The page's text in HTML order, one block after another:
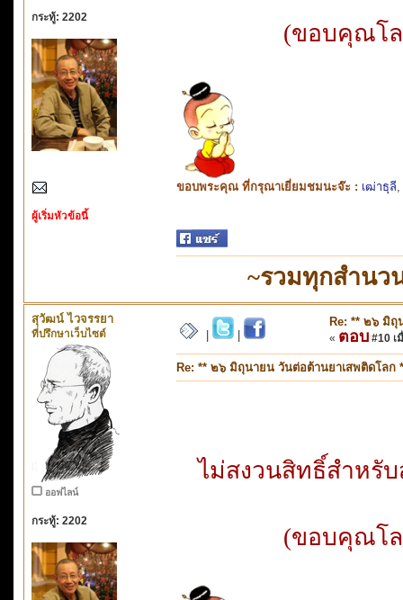
กระทู้: 2202
ผู้เริ่มหัวข้อนี้
(ขอบคุณโ
ขอบพระคุณ ที่กรุณาเยี่ยมชมนะจ๊ะ : เฒ่าธุลี
~รวมทุกสำนว
สุวัฒน์ ไวจรรยา
ที่ปรึกษาเว็บไซต์
ออฟไลน์
กระทู้: 2202
Re: ** ๒๖ มิถุ
« ตอบ #10 เ
Re: ** ๒๖ มิถุนายน วันต่อต้านยาเสพติดโลก
ไม่สงวนสิทธิ์สำหรั
(ขอบคุณโ